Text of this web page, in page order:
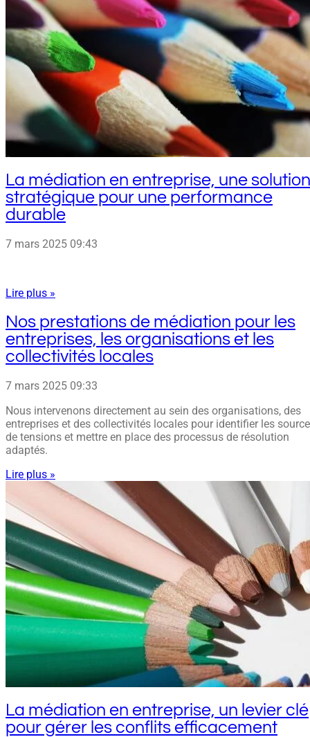
La médiation en entreprise, une solution
stratégique pour une performance
durable
7 mars 2025 09:43
Lire plus »
Nos prestations de médiation pour les
entreprises, les organisations et les
collectivités locales
7 mars 2025 09:33
Nous intervenons directement au sein des organisations, des
entreprises et des collectivités locales pour identifier les
de tensions et mettre en place des processus de résolution
adaptés.
Lire plus »
La médiation en entreprise, un levier clé
pour gérer les conflits efficacement